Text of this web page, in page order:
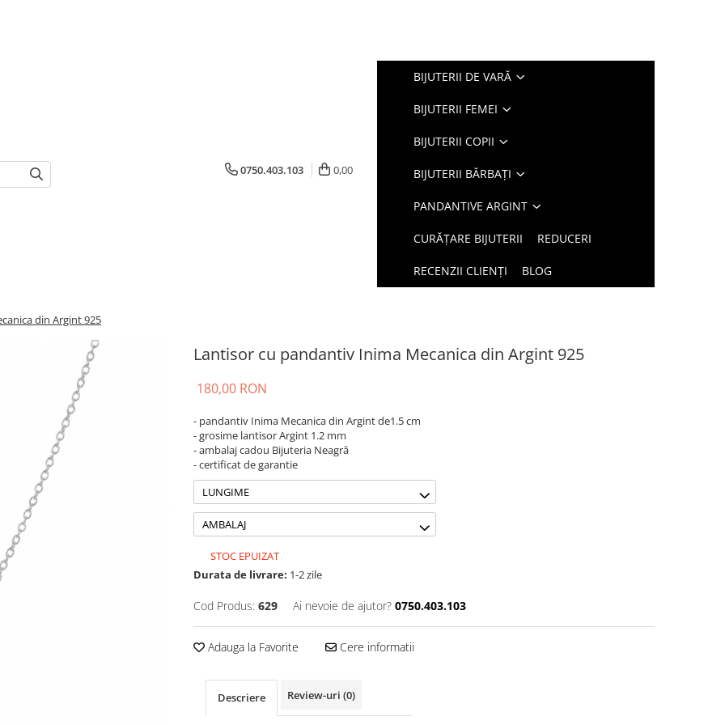
0750.403.103 0,00
BIJUTERII DE VARĂ
BIJUTERII FEMEI
BIJUTERII COPII
BIJUTERII BĂRBAȚI
PANDANTIVE ARGINT
CURĂȚARE BIJUTERII REDUCERI
RECENZII CLIENȚI BLOG
din Argint 925
Lantisor cu pandantiv Inima Mecanica din Argint 925
180,00 RON
- pandantiv Inima Mecanica din Argint de1.5 cm
- grosime lantisor Argint 1.2 mm
- ambalaj cadou Bijuteria Neagră
- certificat de garantie
LUNGIME
AMBALAJ
STOC EPUIZAT
Durata de livrare: 1-2 zile
Cod Produs: 629 Ai nevoie de ajutor? 0750.403.103
Adauga la Favorite Cere informatii
Descriere Review-uri (0)